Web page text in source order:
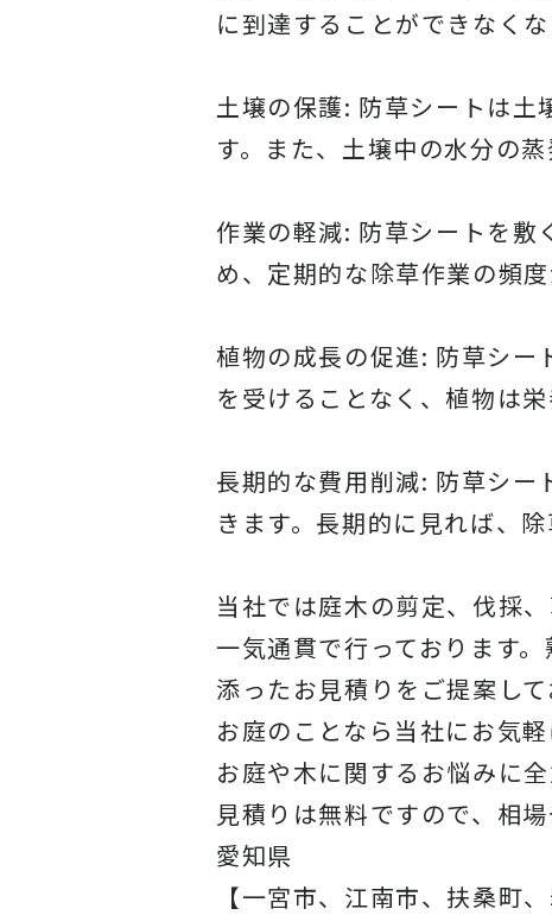
に到達することができなく
土壌の保護: 防草シートは土
す。また、土壌中の水分の
作業の軽減: 防草シートを敷
め、定期的な除草作業の頻
植物の成長の促進: 防草シー
を受けることなく、植物は
長期的な費用削減: 防草シー
きます。長期的に見れば、
当社では庭木の剪定、伐採
一気通貫で行っております
添ったお見積りをご提案して
お庭のことなら当社にお気
お庭や木に関するお悩みに
見積りは無料ですので、相
愛知県
【一宮市、江南市、扶桑町